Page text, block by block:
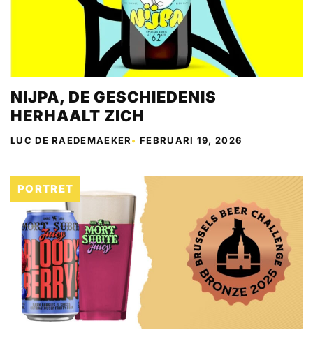
NIJPA, DE GESCHIEDENIS
HERHAALT ZICH
LUC DE RAEDEMAEKER•FEBRUARI 19, 2026
PORTRET